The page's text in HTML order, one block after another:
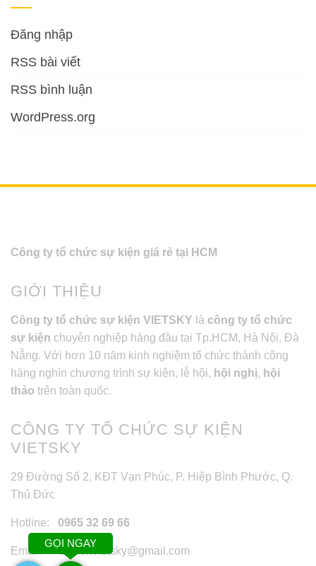
Đăng nhập
RSS bài viết
RSS bình luận
WordPress.org
Công ty tổ chức sự kiện giá rẻ tại HCM
GIỚI THIỆU
Công ty tổ chức sự kiện VIETSKY là công ty tổ chức
sự kiện chuyên nghiệp hàng đầu tại Tp.HCM, Hà Nội, Đà
Nẵng. Với hơn 10 năm kinh nghiệm tổ chức thành công
hàng nghìn chương trình sự kiện, lễ hội, hội nghị, hội
thảo trên toàn quốc.
CÔNG TY TỔ CHỨC SỰ KIỆN
VIETSKY
29 Đường Số 2, KĐT Vạn Phúc, P. Hiệp Bình Phước, Q.
Thủ Đức
Hotline: 0965 32 69 66
Email: sukienvietsky@gmail.com
GỌI NGAY